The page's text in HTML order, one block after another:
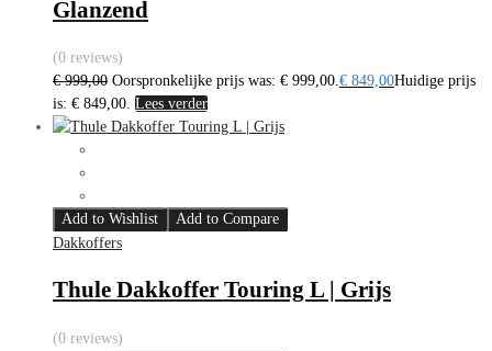
Glanzend
(0 reviews)
€999,00 Oorspronkelijke prijs was: € 999,00.€ 849,00Huidige prijs
is: € 849,00. Lees verder
Add to Wishlist
Add to Compare
Dakkoffers
Thule Dakkoffer Touring L | Grijs
(0 reviews)